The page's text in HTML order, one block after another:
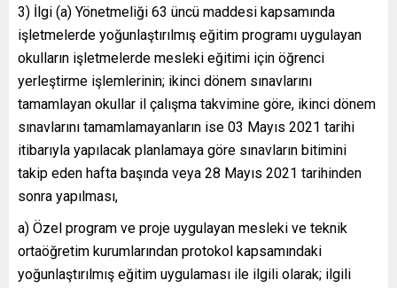
3) İlgi (a) Yönetmeliği 63 üncü maddesi kapsamında
işletmelerde yoğunlaştırılmış eğitim programı uygulayan
okulların işletmelerde mesleki eğitimi için öğrenci
yerleştirme işlemlerinin; ikinci dönem sınavlarını
tamamlayan okullar il çalışma takvimine göre, ikinci dönem
sınavlarını tamamlamayanların ise 03 Mayıs 2021 tarihi
itibarıyla yapılacak planlamaya göre sınavların bitimini
takip eden hafta başında veya 28 Mayıs 2021 tarihinden
sonra yapılması,
a) Özel program ve proje uygulayan mesleki ve teknik
ortaöğretim kurumlarından protokol kapsamındaki
yoğunlaştırılmış eğitim uygulaması ile ilgili olarak; ilgili